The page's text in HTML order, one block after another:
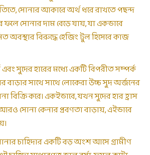
সোনার আকারে অর্থ ধরে রাখতে পছন্দ
ফলে সোনার দাম বেড়ে যায়, যা একভাবে
অবস্থার বিরুদ্ধে হেজিং টুল হিসেবে কাজ
এবং সুদের হারের মধ্যে একটি বিপরীত সম্পর্ক
বাড়ার সাথে সাথে লোকেরা উচ্চ সুদ অর্জনের
বিক্রি করে। একইভাবে, যখন সুদের হার হ্রাস
সোনা কেনার প্রবণতা বাড়ায়, এইভাবে
চাহিদার একটি বড় অংশ আসে গ্রামীণ